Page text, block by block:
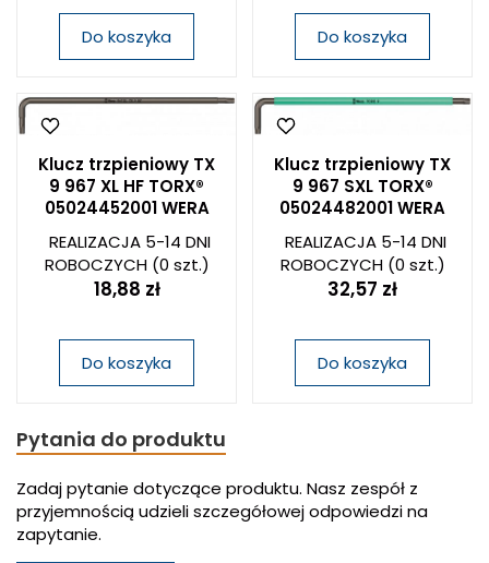
Do koszyka Do koszyka
Klucz trzpieniowy TX
9 967 XL HF TORX®
05024452001 WERA
REALIZACJA 5-14 DNI
ROBOCZYCH(0 szt.)
18,88 zł
Do koszyka
Klucz trzpieniowy TX
9 967 SXL TORX®
05024482001 WERA
REALIZACJA 5-14 DNI
ROBOCZYCH(0 szt.)
32,57 zł
Do koszyka
Pytania do produktu
Zadaj pytanie dotyczące produktu. Nasz zespół z
przyjemnością udzieli szczegółowej odpowiedzi na
zapytanie.